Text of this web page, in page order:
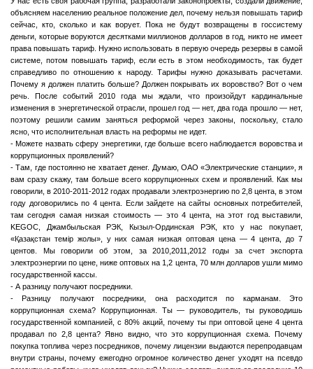
объясняем населению реальное положение дел, почему нельзя повышать тариф
сейчас, кто, сколько и как ворует. Пока не будут возвращены в госсистему
деньги, которые воруются десятками миллионов долларов в год, никто не имеет
права повышать тариф. Нужно использовать в первую очередь резервы в самой
системе, потом повышать тариф, если есть в этом необходимость, так будет
справедливо по отношению к народу. Тарифы нужно доказывать расчетами.
Почему я должен платить больше? Должен покрывать их воровство? Вот о чем
речь. После событий 2010 года мы ждали, что произойдут кардинальные
изменения в энергетической отрасли, прошел год — нет, два года прошло — нет,
поэтому решили самим заняться реформой через законы, поскольку, стало
ясно, что исполнительная власть на реформы не идет.
- Можете назвать сферу энергетики, где больше всего наблюдается воровства и
коррупционных проявлений?
- Там, где постоянно не хватает денег. Думаю, ОАО «Электрические станции», я
вам сразу скажу, там больше всего коррупционных схем и проявлений. Как мы
говорили, в 2010-2011-2012 годах продавали электроэнергию по 2,8 цента, в этом
году договорились по 4 цента. Если зайдете на сайты основных потребителей,
там сегодня самая низкая стоимость — это 4 цента, на этот год выставили,
KEGOC, Джамбыльская РЭК, Кызыл-Ординская РЭК, кто у нас покупает,
«Қазақстан темір жолы», у них самая низкая оптовая цена — 4 цента, до 7
центов. Мы говорили об этом, за 2010,2011,2012 годы за счет экспорта
электроэнергии по цене, ниже оптовых на 1,2 цента, 70 млн долларов ушли мимо
государственной кассы.
- А разницу получают посредники.
- Разницу получают посредники, она расходится по карманам. Это
коррупционная схема? Коррупционная. Ты — руководитель, ты руководишь
государственной компанией, с 80% акций, почему ты при оптовой цене 4 цента
продавал по 2,8 цента? Явно видно, что это коррупционная схема. Почему
покупка топлива через посредников, почему лицензии выдаются перепродавцам
внутри страны, почему ежегодно огромное количество денег уходят на псевдо